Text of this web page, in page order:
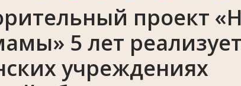
проект
5 лет
учреждениях